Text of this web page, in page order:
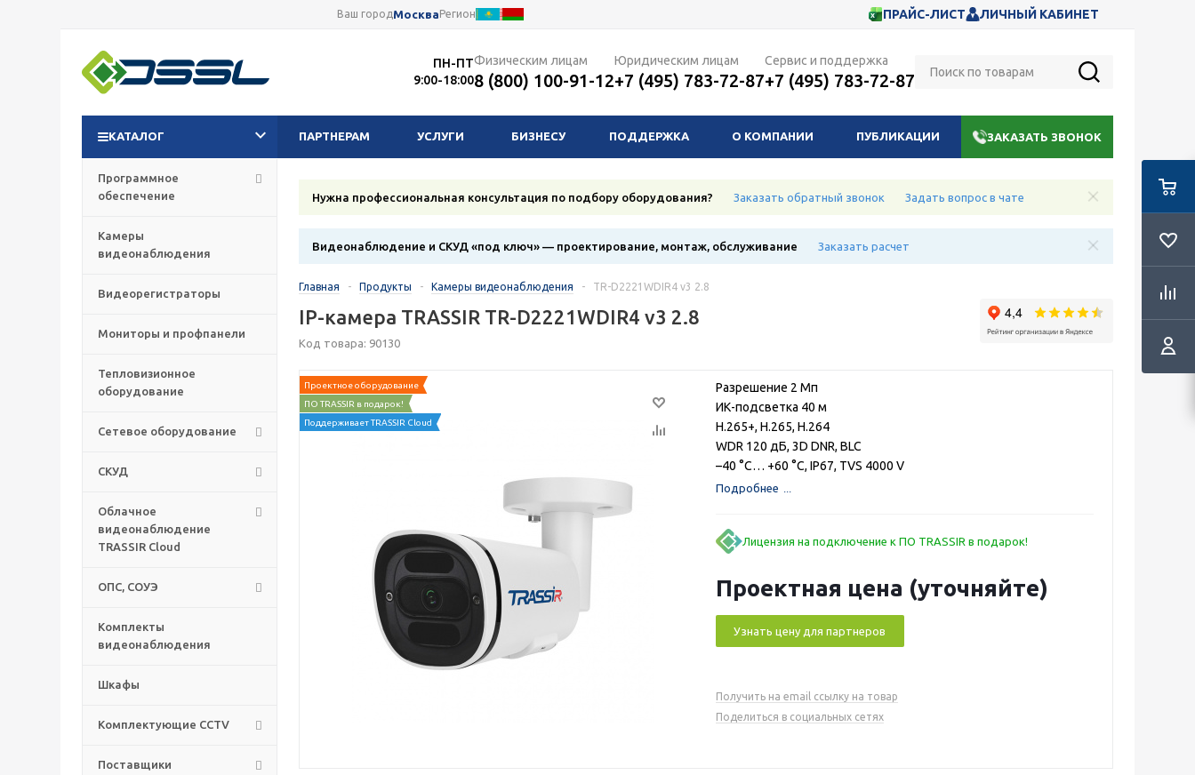
Ваш городМоскваРегион ПРАЙС-ЛИСТ ЛИЧНЫЙ КАБИНЕТ
ПН-ПТ
9:00-18:00
Физическим лицам
8 (800) 100-91-12
Юридическим лицам
+7 (495) 783-72-87
Сервис и поддержка
+7 (495) 783-72-87
КАТАЛОГ ПАРТНЕРАМ УСЛУГИ БИЗНЕСУ ПОДДЕРЖКА О КОМПАНИИ ПУБЛИКАЦИИ ЗАКАЗАТЬ ЗВОНОК
Программное
обеспечение
Камеры
видеонаблюдения
Видеорегистраторы
Мониторы и профпанели
Тепловизионное
оборудование
Сетевое оборудование
СКУД
Облачное
видеонаблюдение
TRASSIR Cloud
ОПС, СОУЭ
Комплекты
видеонаблюдения
Шкафы
Комплектующие CCTV
Поставщики
Нужна профессиональная консультация по подбору оборудования? Заказать обратный звонок Задать вопрос в чате
Видеонаблюдение и СКУД «под ключ» — проектирование, монтаж, обслуживание Заказать расчет
Главная - Продукты - Камеры видеонаблюдения - TR-D2221WDIR4 v3 2.8
IP-камера TRASSIR TR-D2221WDIR4 v3 2.8
Код товара: 90130
Проектное оборудование
ПО TRASSIR в подарок!
Поддерживает TRASSIR Cloud
Разрешение 2 Мп
ИК-подсветка 40 м
H.265+, H.265, H.264
WDR 120 дБ, 3D DNR, BLC
–40 °C… +60 °C, IP67, TVS 4000 V
Подробнее
Лицензия на подключение к ПО TRASSIR в подарок!
Проектная цена (уточняйте)
Узнать цену для партнеров
Получить на email ссылку на товар
Поделиться в социальных сетях